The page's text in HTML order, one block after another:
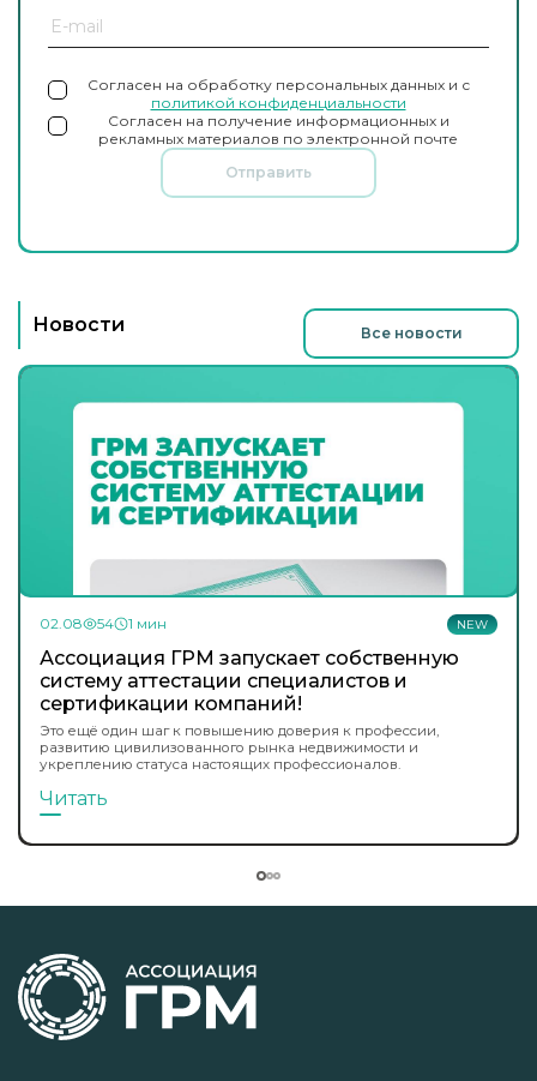
Согласен на обработку персональных данных и с
политикой конфиденциальности
Согласен на получение информационных и
рекламных материалов по электронной почте
Отправить
Новости Все новости
NEW
02.08 54 1 мин
Ассоциация ГРМ запускает собственную
систему аттестации специалистов и
сертификации компаний!
Это ещё один шаг к повышению доверия к профессии,
развитию цивилизованного рынка недвижимости и
укреплению статуса настоящих профессионалов.
Читать